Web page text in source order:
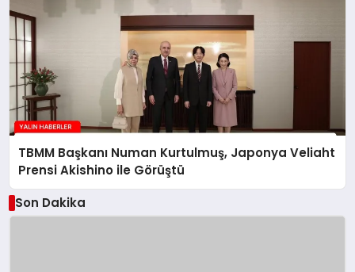
TBMM Başkanı Numan Kurtulmuş, Japonya Veliaht
Prensi Akishino ile Görüştü
Son Dakika